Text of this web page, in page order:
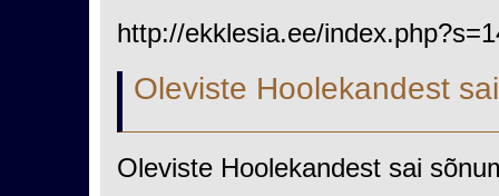
http://ekklesia.ee/
Oleviste Hoolekandest
Oleviste Hoolekandest sai